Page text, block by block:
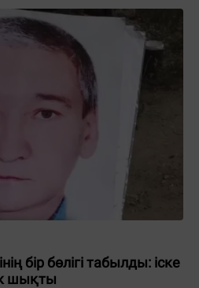
бір бөлігі табылды: іске
шықты